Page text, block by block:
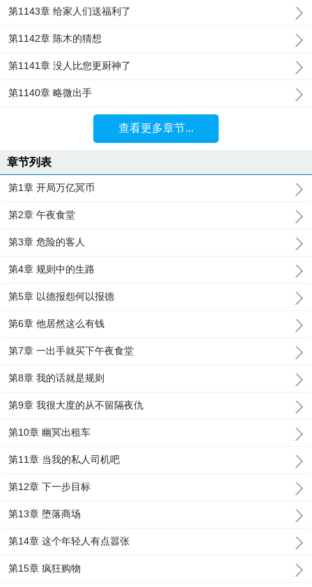
第1143章 给家人们送福利了
第1142章 陈木的猜想
第1141章 没人比您更厨神了
第1140章 略微出手
查看更多章节...
章节列表
第1章 开局万亿冥币
第2章 午夜食堂
第3章 危险的客人
第4章 规则中的生路
第5章 以德报怨何以报德
第6章 他居然这么有钱
第7章 一出手就买下午夜食堂
第8章 我的话就是规则
第9章 我很大度的从不留隔夜仇
第10章 幽冥出租车
第11章 当我的私人司机吧
第12章 下一步目标
第13章 堕落商场
第14章 这个年轻人有点嚣张
第15章 疯狂购物